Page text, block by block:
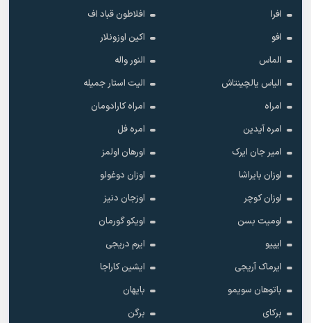
افرا
افلاطون قباد اف
افو
اکین اوزونلار
الماس
النور واله
الیاس یالچینتاش
الیت استار جمیله
امراه
امراه کارادومان
امره آیدین
امره فل
امیر جان ایرک
اورهان اولمز
اوزان بایراشا
اوزان دوغولو
اوزان کوچر
اوزجان دنیز
اومیت بسن
اویکو گورمان
ایپیو
ایرم دریجی
ایرماک آریجی
ایشین کاراجا
باتوهان سویمو
بایهان
برکای
برگن